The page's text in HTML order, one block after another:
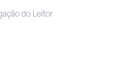
do Leitor